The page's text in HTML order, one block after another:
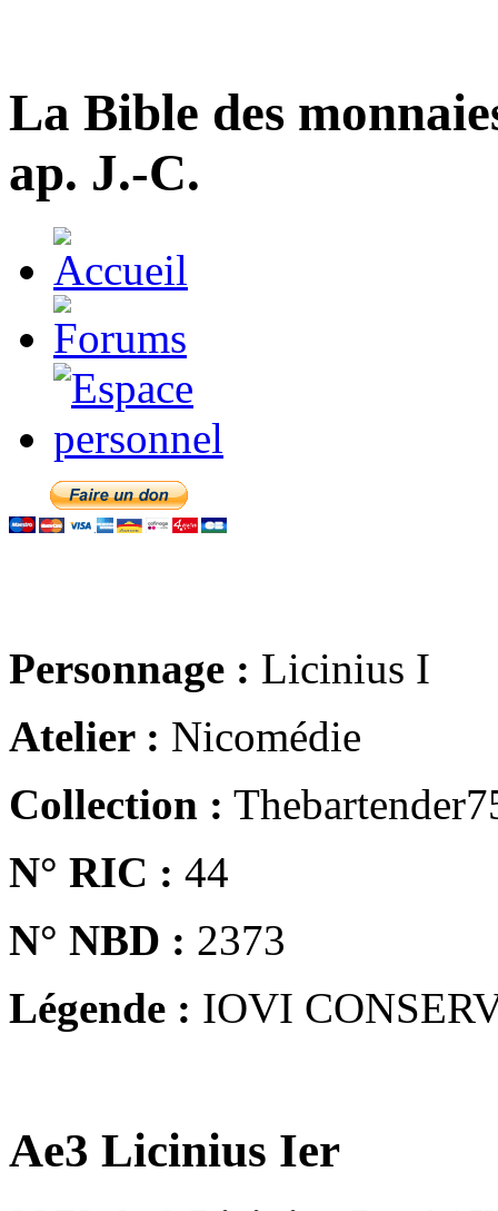
La Bible des
ap. J.-C.
Personnage : Licinius I
Atelier : Nicomédie
Collection :
N° RIC : 44
N° NBD : 2373
Légende : IOVI
Ae3 Licinius Ier